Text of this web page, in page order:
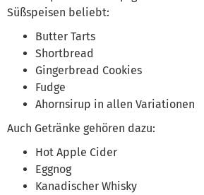
Süßspeisen beliebt:
Butter Tarts
Shortbread
Gingerbread Cookies
Fudge
Ahornsirup in allen Variationen
Auch Getränke gehören dazu:
Hot Apple Cider
Eggnog
Kanadischer Whisky